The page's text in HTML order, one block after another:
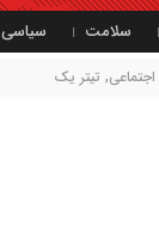
سلامت سیاسی
اجتماعی, تیتر یک